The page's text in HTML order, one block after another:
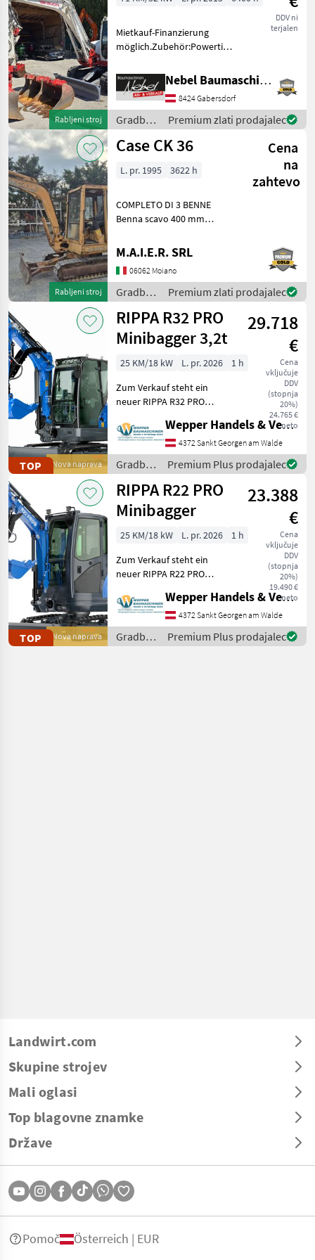
Rabljeni stroj
DDV ni
terjalen
Mietkauf-Finanzierung
möglich.Zubehör:Powertilt-
600mm 900mm,
1Böschungslöffel 1500mm
gorivo: Dizel Gradbeni stroji
Mini bager
Nebel Baumaschinen
8424 Gabersdorf
Gradbeni
stroji /
Takeuchi
Premium zlati prodajalec
Rabljeni stroj
Case CK 36
Cena
na
zahtevo
L. pr. 1995 3622 h
COMPLETO DI 3 BENNE
Benna scavo 400 mm
Benna liscia 1400 mm
Gradbeni stroji Mini bager
M.A.I.E.R. SRL
06062 Moiano
Gradbeni
stroji /
Case IH
Premium zlati prodajalec
TOP Nova naprava
RIPPA R32 PRO
Minibagger 3,2t
29.718
€
Cena
vključuje
DDV
(stopnja
20%)
24.765 €
neto
25 KM/18 kW L. pr. 2026
1 h
Zum Verkauf steht ein
neuer RIPPA R32 PRO
leistungsstarke Maschine
für den professionellen
Einsatz im Baugewerbe,
Tiefbau, Garten- und
Landschaftsb
Wepper Handels & Vermietungs GmbH
4372 Sankt Georgen am Walde
Gradbeni
stroji /
Rippa
Premium Plus prodajalec
TOP Nova naprava
RIPPA R22 PRO
Minibagger
23.388
€
Cena
vključuje
DDV
(stopnja
20%)
19.490 €
neto
25 KM/18 kW L. pr. 2026
1 h
Zum Verkauf steht ein
neuer RIPPA R22 PRO
leistungsstarke und
kompakte Maschine für
professionelle Einsätze im
Baugewerbe, in der
Wepper Handels & Vermietungs GmbH
4372 Sankt Georgen am Walde
Gradbeni
stroji /
Premium Plus prodajalec
Landwirt.com
Skupine strojev
Mali oglasi
Top blagovne znamke
Države
Pomoč Österreich | EUR